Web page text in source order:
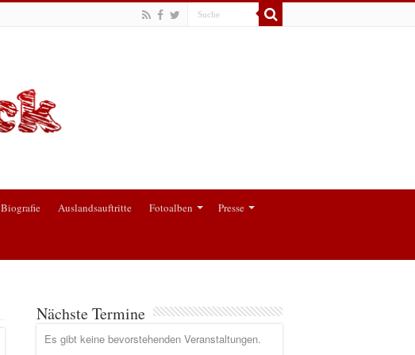
Biografie Auslandsauftritte Fotoalben Presse
Nächste Termine
Es gibt keine bevorstehenden Veranstaltungen.